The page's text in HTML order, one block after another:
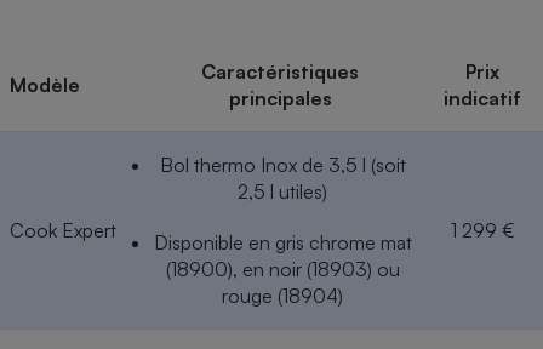
Modèle
Caractéristiques
principales
Prix
indicatif
Cook Expert
Bol thermo Inox de 3,5 l (soit
2,5 l utiles)
Disponible en gris chrome mat
(18900), en noir (18903) ou
rouge (18904)
1 299 €